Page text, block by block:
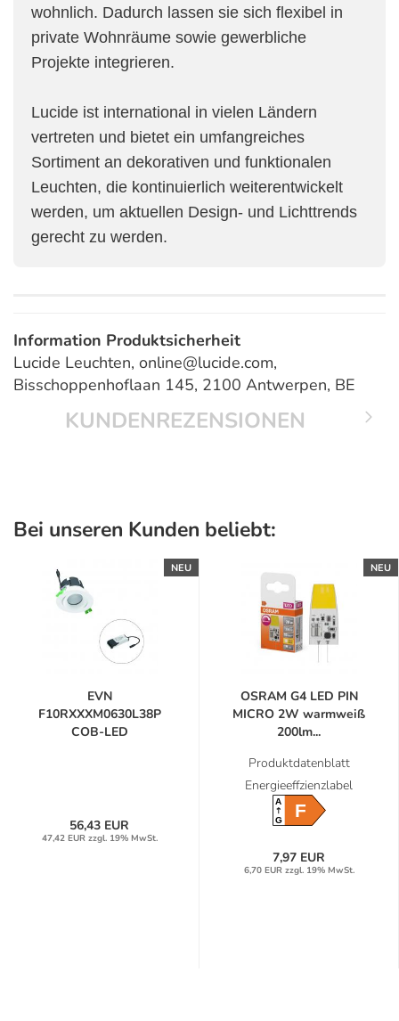
wohnlich. Dadurch lassen sie sich flexibel in
private Wohnräume sowie gewerbliche
Projekte integrieren.
Lucide ist international in vielen Ländern
vertreten und bietet ein umfangreiches
Sortiment an dekorativen und funktionalen
Leuchten, die kontinuierlich weiterentwickelt
werden, um aktuellen Design- und Lichttrends
gerecht zu werden.
Information Produktsicherheit
Lucide Leuchten, online@lucide.com,
Bisschoppenhoflaan 145, 2100 Antwerpen, BE
KUNDENREZENSIONEN
Bei unseren Kunden beliebt:
NEU
EVN
F10RXXXM0630L38P
COB-LED
56,43 EUR
47,42 EUR zzgl. 19% MwSt.
NEU
OSRAM G4 LED PIN
MICRO 2W warmweiß
200lm...
Produktdatenblatt
Energieeffzienzlabel
A
GF
7,97 EUR
6,70 EUR zzgl. 19% MwSt.